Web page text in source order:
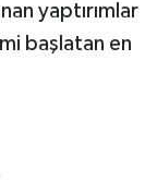
yaptırımlar
başlatan en